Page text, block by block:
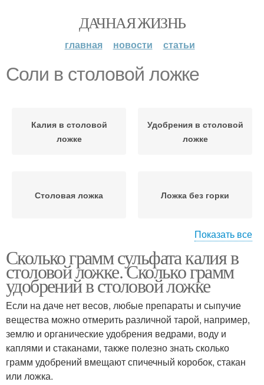
ДАЧНАЯ ЖИЗНЬ
главная новости статьи
Соли в столовой ложке
Калия в столовой
ложке
Удобрения в столовой
ложке
Столовая ложка Ложка без горки
Соли в ложке Соли в чайной ложке
Чайная ложка
Удобрения в чайной
ложке
Порошок в столовой
Показать все
Сколько грамм сульфата калия в
столовой ложке. Сколько грамм
удобрений в столовой ложке
Если на даче нет весов, любые препараты и сыпучие
вещества можно отмерить различной тарой, например,
землю и органические удобрения ведрами, воду и
каплями и стаканами, также полезно знать сколько
грамм удобрений вмещают спичечный коробок, стакан
или ложка.